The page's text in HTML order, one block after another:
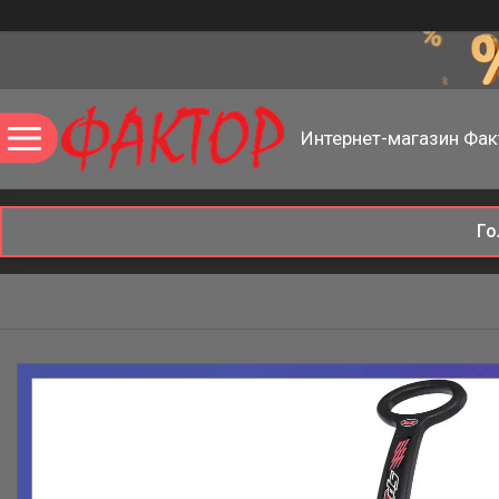
Интернет-магазин